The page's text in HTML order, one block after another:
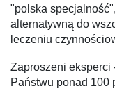
"polska
alternatywną do
leczeniu
Zaproszeni eksperci
Państwu ponad 100